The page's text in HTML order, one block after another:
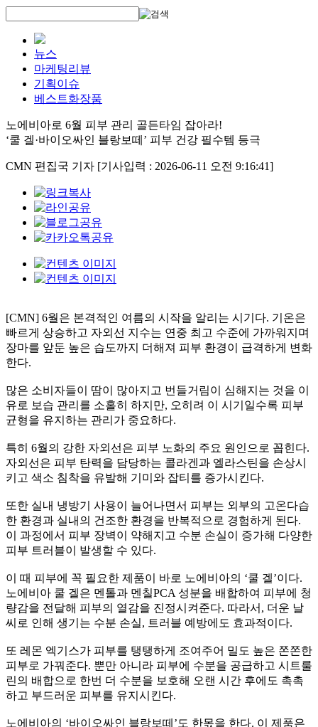
뉴스
마케팅리뷰
기획이슈
베스트화장품
노에비아로 6월 피부 관리 골든타임 잡아라!
‘쿨 겔·바이오싸인 블랑보떼’ 피부 건강 필수템 등극
CMN 편집국 기자 [기사입력 : 2026-06-11 오전 9:16:41]
[CMN] 6월은 본격적인 여름의 시작을 알리는 시기다. 기온은
빠르게 상승하고 자외선 지수는 연중 최고 수준에 가까워지며
장마를 앞둔 높은 습도까지 더해져 피부 환경이 급격하게 변화
한다.
많은 소비자들이 땀이 많아지고 번들거림이 심해지는 것을 이
유로 보습 관리를 소홀히 하지만, 오히려 이 시기일수록 피부
균형을 유지하는 관리가 중요하다.
특히 6월의 강한 자외선은 피부 노화의 주요 원인으로 꼽힌다.
자외선은 피부 탄력을 담당하는 콜라겐과 엘라스틴을 손상시
키고 색소 침착을 유발해 기미와 잡티를 증가시킨다.
또한 실내 냉방기 사용이 늘어나면서 피부는 외부의 고온다습
한 환경과 실내의 건조한 환경을 반복적으로 경험하게 된다.
이 과정에서 피부 장벽이 약해지고 수분 손실이 증가해 다양한
피부 트러블이 발생할 수 있다.
이 때 피부에 꼭 필요한 제품이 바로 노에비아의 ‘쿨 겔’이다.
노에비아 쿨 겔은 멘톨과 멘칠PCA 성분을 배합하여 피부에 청
량감을 전달해 피부의 열감을 진정시켜준다. 따라서, 더운 날
씨로 인해 생기는 수분 손실, 트러블 예방에도 효과적이다.
또 레몬 엑기스가 피부를 탱탱하게 조여주어 밀도 높은 쫀쫀한
피부로 가꿔준다. 뿐만 아니라 피부에 수분을 공급하고 시트룰
린의 배합으로 한번 더 수분을 보호해 오랜 시간 후에도 촉촉
하고 부드러운 피부를 유지시킨다.
노에비아의 ‘바이오싸인 블랑보떼’도 한몫을 한다. 이 제품은